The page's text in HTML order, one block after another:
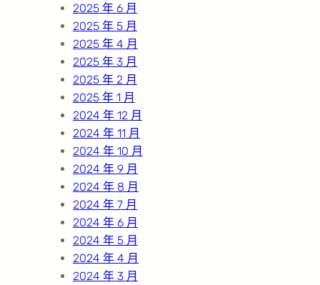
2025 年 6 月
2025 年 5 月
2025 年 4 月
2025 年 3 月
2025 年 2 月
2025 年 1 月
2024 年 12 月
2024 年 11 月
2024 年 10 月
2024 年 9 月
2024 年 8 月
2024 年 7 月
2024 年 6 月
2024 年 5 月
2024 年 4 月
2024 年 3 月